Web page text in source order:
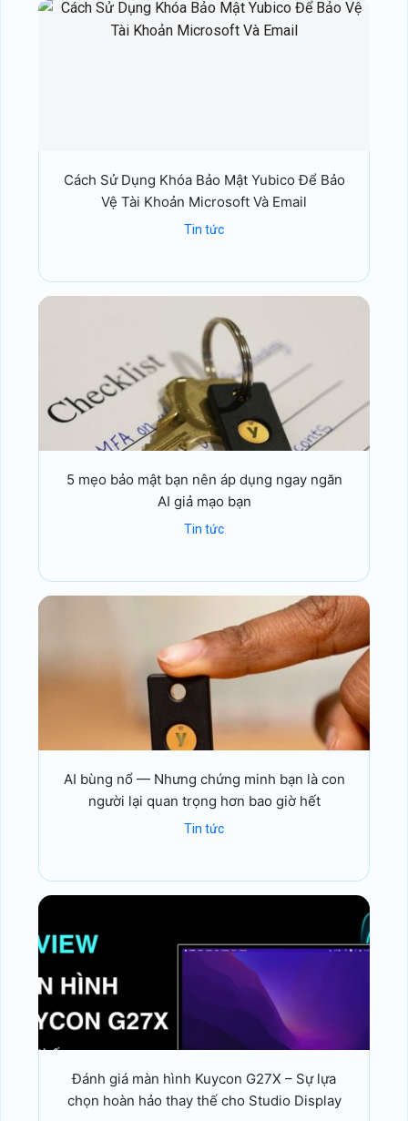
Cách Sử Dụng Khóa Bảo Mật Yubico Để Bảo
Vệ Tài Khoản Microsoft Và Email
Tin tức
5 mẹo bảo mật bạn nên áp dụng ngay ngăn
AI giả mạo bạn
Tin tức
AI bùng nổ — Nhưng chứng minh bạn là con
người lại quan trọng hơn bao giờ hết
Tin tức
Đánh giá màn hình Kuycon G27X – Sự lựa
chọn hoàn hảo thay thế cho Studio Display